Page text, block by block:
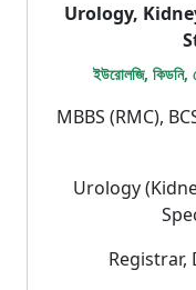
Urology,
ইউরোলজি, কিডনি,
MBBS (RMC),
Urology